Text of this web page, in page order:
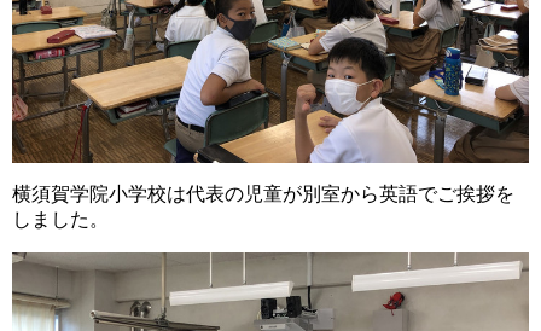
横須賀学院小学校は代表の児童が別室から英語でご挨拶を
しました。